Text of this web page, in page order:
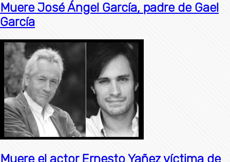
Muere José Ángel García, padre de Gael
García
Muere el actor Ernesto Yañez víctima de